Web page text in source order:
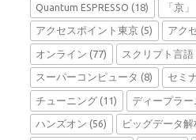
Quantum ESPRESSO (18) 「京」
アクセスポイント東京 (5) アク
オンライン (77) スクリプト言語
スーパーコンピュータ (8) セミ
チューニング (11) ディープラ
ハンズオン (56) ビッグデータ解